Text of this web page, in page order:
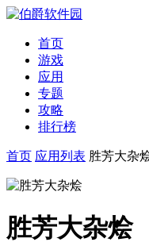
首页
游戏
应用
专题
攻略
排行榜
首页 应用列表 胜芳大杂
胜芳大杂烩